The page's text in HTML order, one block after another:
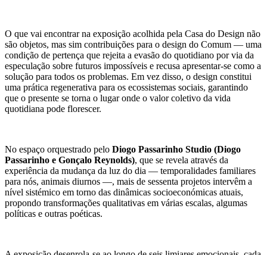
O que vai encontrar na exposição acolhida pela Casa do Design não
são objetos, mas sim contribuições para o design do Comum — uma
condição de pertença que rejeita a evasão do quotidiano por via da
especulação sobre futuros impossíveis e recusa apresentar-se como a
solução para todos os problemas. Em vez disso, o design constitui
uma prática regenerativa para os ecossistemas sociais, garantindo
que o presente se torna o lugar onde o valor coletivo da vida
quotidiana pode florescer.
No espaço orquestrado pelo Diogo Passarinho Studio (Diogo
Passarinho e Gonçalo Reynolds), que se revela através da
experiência da mudança da luz do dia — temporalidades familiares
para nós, animais diurnos —, mais de sessenta projetos intervêm a
nível sistémico em torno das dinâmicas socioeconómicas atuais,
propondo transformações qualitativas em várias escalas, algumas
políticas e outras poéticas.